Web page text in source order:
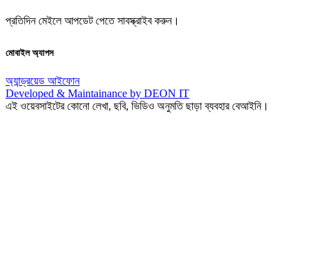
প্রতিদিন মেইলে আপডেট পেতে সাবস্ক্রাইব করুন।
মোবাইল অ্যাপস
অ্যান্ড্রয়েড আইফোন
Developed & Maintainance by DEON IT
এই ওয়েবসাইটের কোনো লেখা, ছবি, ভিডিও অনুমতি ছাড়া ব্যবহার বেআইনি।